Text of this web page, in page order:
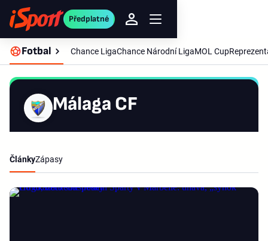
Předplatné
Fotbal Chance LigaChance Národní LigaMOL Cup
Málaga CF
ČlánkyZápasy